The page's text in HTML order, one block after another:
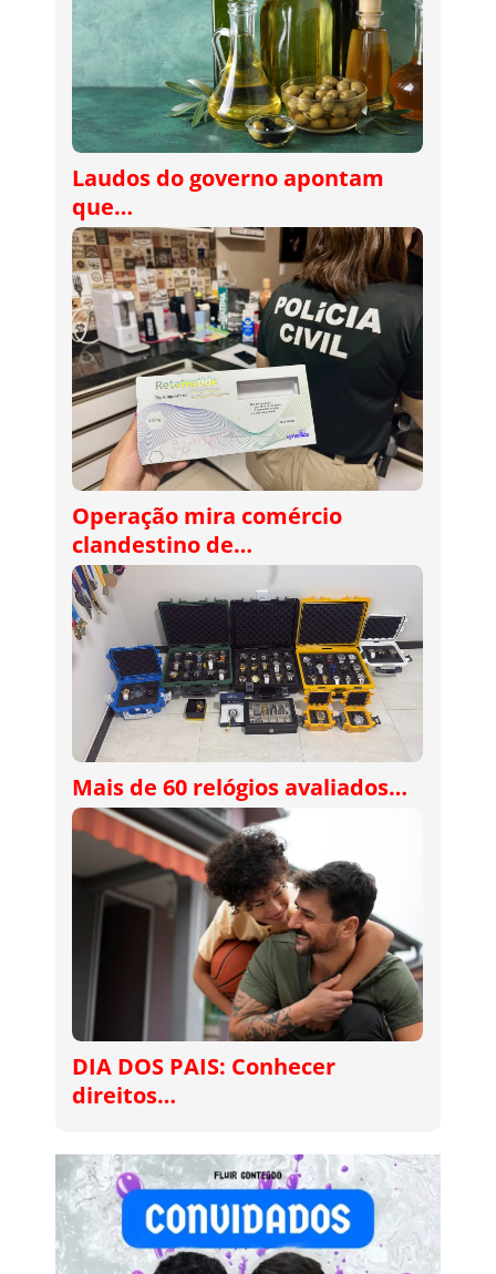
Laudos do governo apontam
que…
Operação mira comércio
clandestino de…
Mais de 60 relógios avaliados…
DIA DOS PAIS: Conhecer
direitos…